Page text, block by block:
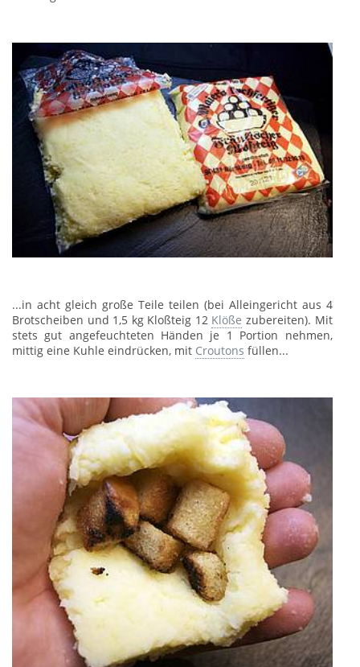
...in acht gleich große Teile teilen (bei Alleingericht aus 4
Brotscheiben und 1,5 kg Kloßteig 12 Klöße zubereiten). Mit
stets gut angefeuchteten Händen je 1 Portion nehmen,
mittig eine Kuhle eindrücken, mit Croutons füllen...